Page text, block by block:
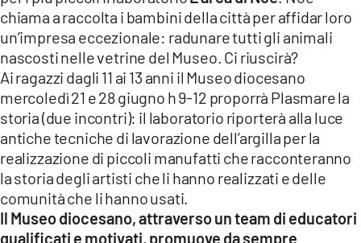
App
ANDROID
APPLE
chiama a raccolta i bambini della città per affidar loro
un’impresa eccezionale: radunare tutti gli animali
nascosti nelle vetrine del Museo. Ci riuscirà?
Ai ragazzi dagli 11 ai 13 anni il Museo diocesano
mercoledì 21 e 28 giugno h 9-12 proporrà Plasmare la
storia (due incontri): il laboratorio riporterà alla luce
antiche tecniche di lavorazione dell’argilla per la
realizzazione di piccoli manufatti che racconteranno
la storia degli artisti che li hanno realizzati e delle
comunità che li hanno usati.
Il Museo diocesano, attraverso un team di educatori
qualificati e motivati, promuove da sempre